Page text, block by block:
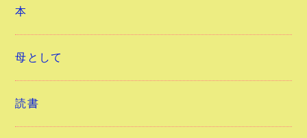
本
母として
読書